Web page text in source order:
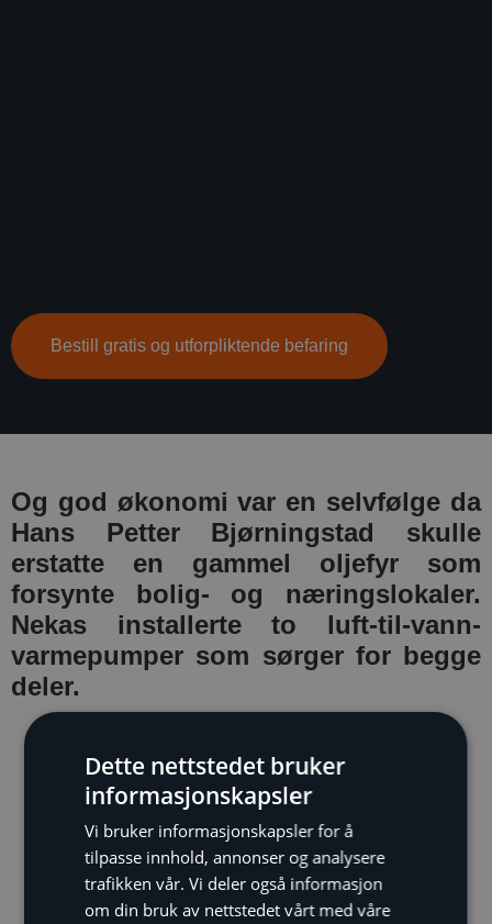
Bestill gratis og utforpliktende befaring
Og god økonomi var en selvfølge da
Hans Petter Bjørningstad skulle
erstatte en gammel oljefyr som
forsynte bolig- og næringslokaler.
Nekas installerte to luft-til-vann-
varmepumper som sørger for begge
deler.
– Det er veldig hyggelig at varmepumpene bidrar
gressklippertraktoren som fortsatt går på fossilt,
sier Hans Petter Bjørningstad.
Dette nettstedet bruker
informasjonskapsler
Vi bruker informasjonskapsler for å
tilpasse innhold, annonser og analysere
trafikken vår. Vi deler også informasjon
om din bruk av nettstedet vårt med våre